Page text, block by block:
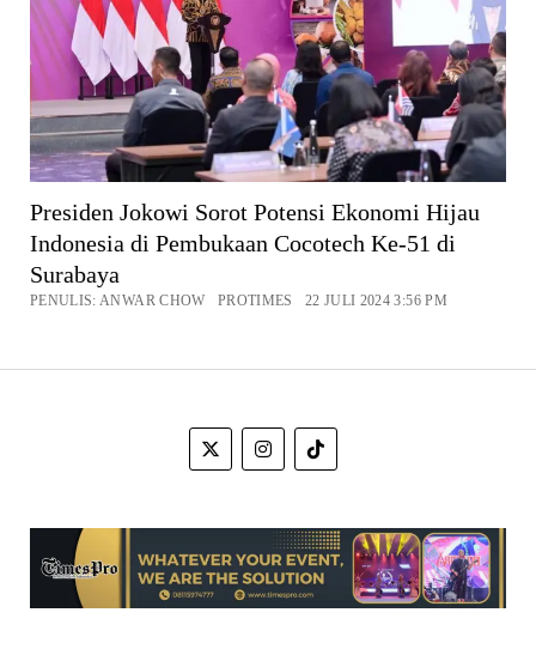
Presiden Jokowi Sorot Potensi Ekonomi Hijau
Indonesia di Pembukaan Cocotech Ke-51 di
Surabaya
PENULIS: ANWAR CHOW PROTIMES 22 JULI 2024 3:56 PM